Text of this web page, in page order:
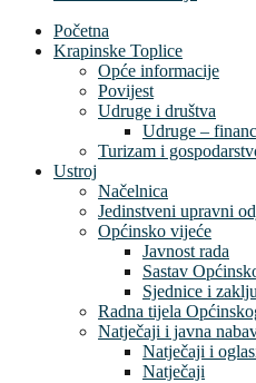
Početna
Krapinske Toplice
Opće informacije
Povijest
Udruge i društva
Udruge –
Turizam i
Ustroj
Načelnica
Jedinstveni upravni
Općinsko vijeće
Javnost rada
Sastav
Sjednice i
Radna tijela
Natječaji i javna
Natječaji i
Natječaji